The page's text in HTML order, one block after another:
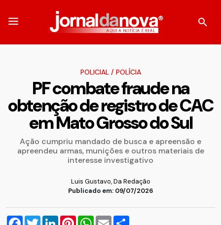
POLICIAL/ POLÍCIA
PF combate fraude na
obtenção de registro de CAC
em Mato Grosso do Sul
Ação cumpriu mandado de busca e apreensão e
apreendeu armas, munições e outros materiais de
interesse investigativo
Luis Gustavo, Da Redação
Publicado em: 09/07/2026
Facebook
TwitterLinkedInPinterestWhatsApp
Email